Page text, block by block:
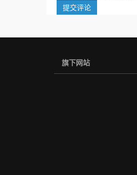
旗下网站